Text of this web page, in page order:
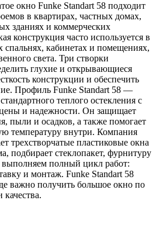
окно Funke Standart 58 подходит
в квартирах, частных домах,
зданиях и коммерческих
конструкция часто используется в
спальнях, кабинетах и помещениях,
света. Три створки
глухие и открывающиеся
конструкции и обеспечить
Профиль Funke Standart 58 —
теплого остекления с
и надежности. Он защищает
пыли и осадков, а также помогает
температуру внутри. Компания
трехстворчатые пластиковые окна
подбирает стеклопакет, фурнитуру
полный цикл работ:
и монтаж. Funke Standart 58
важно получить большое окно по
качества.